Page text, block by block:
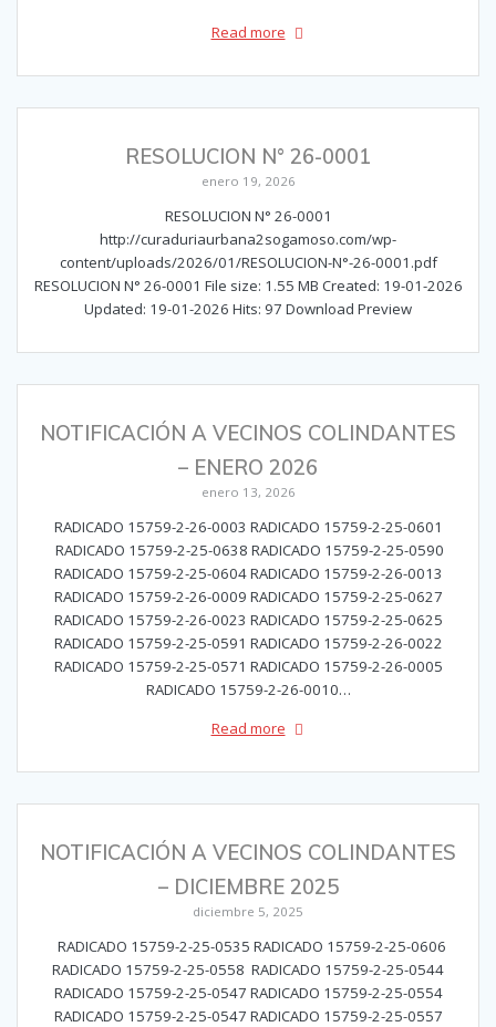
Read more
RESOLUCION N° 26-0001
enero 19, 2026
RESOLUCION N° 26-0001
http://curaduriaurbana2sogamoso.com/wp-
content/uploads/2026/01/RESOLUCION-N°-26-0001.pdf
RESOLUCION N° 26-0001 File size: 1.55 MB Created: 19-01-2026
Updated: 19-01-2026 Hits: 97 Download Preview
NOTIFICACIÓN A VECINOS COLINDANTES
– ENERO 2026
enero 13, 2026
RADICADO 15759-2-26-0003 RADICADO 15759-2-25-0601
RADICADO 15759-2-25-0638 RADICADO 15759-2-25-0590
RADICADO 15759-2-25-0604 RADICADO 15759-2-26-0013
RADICADO 15759-2-26-0009 RADICADO 15759-2-25-0627
RADICADO 15759-2-26-0023 RADICADO 15759-2-25-0625
RADICADO 15759-2-25-0591 RADICADO 15759-2-26-0022
RADICADO 15759-2-25-0571 RADICADO 15759-2-26-0005
RADICADO 15759-2-26-0010…
Read more
NOTIFICACIÓN A VECINOS COLINDANTES
– DICIEMBRE 2025
diciembre 5, 2025
RADICADO 15759-2-25-0535 RADICADO 15759-2-25-0606
RADICADO 15759-2-25-0558 RADICADO 15759-2-25-0544
RADICADO 15759-2-25-0547 RADICADO 15759-2-25-0554
RADICADO 15759-2-25-0547 RADICADO 15759-2-25-0557